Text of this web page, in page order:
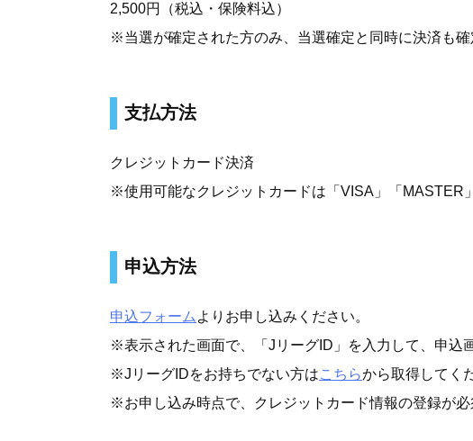
2,500円（税込・保険料込）
※当選が確定された方のみ、当選確定と同時に決済も
支払方法
クレジットカード決済
※使用可能なクレジットカードは「VISA」「MASTER
申込方法
申込フォーム よりお申し込みください。
※表示された画面で、「JリーグID」を入力して、申込
※JリーグIDをお持ちでない方はこちらから取得してく
※お申し込み時点で、クレジットカード情報の登録が